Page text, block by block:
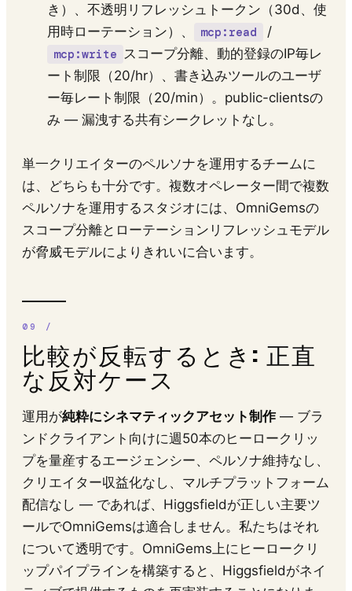
き）、不透明リフレッシュトークン（30d、使
用時ローテーション）、
mcp:read
/
mcp:write スコープ分離、動的登録のIP毎レ
ート制限（20/hr）、書き込みツールのユーザ
ー毎レート制限（20/min）。public-clientsの
み — 漏洩する共有シークレットなし。
単一クリエイターのペルソナを運用するチームに
は、どちらも十分です。複数オペレーター間で複数
ペルソナを運用するスタジオには、OmniGemsの
スコープ分離とローテーションリフレッシュモデル
が脅威モデルによりきれいに合います。
比較が反転するとき: 正直
な反対ケース
運用が純粋にシネマティックアセット制作— ブラ
ンドクライアント向けに週50本のヒーロークリッ
プを量産するエージェンシー、ペルソナ維持なし、
クリエイター収益化なし、マルチプラットフォーム
配信なし — であれば、Higgsfieldが正しい主要ツ
ールでOmniGemsは適合しません。私たちはそれ
について透明です。OmniGems上にヒーロークリ
ップパイプラインを構築すると、Higgsfieldがネイ